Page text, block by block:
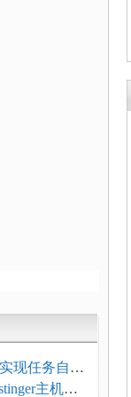
现任务自动
主机一